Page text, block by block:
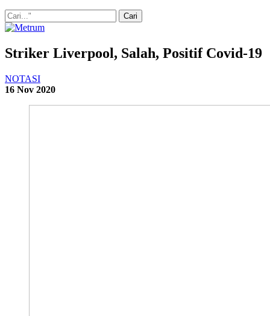
Striker Liverpool, Salah, Positif Covid-19
NOTASI
16 Nov 2020